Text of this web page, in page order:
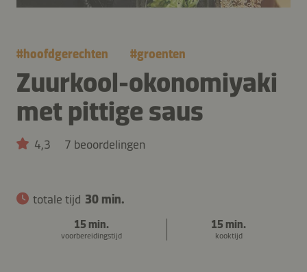
#hoofdgerechten #groenten
Zuurkool-okonomiyaki
met pittige saus
4,3 7 beoordelingen
totale tijd 30 min.
15 min.
voorbereidingstijd
15 min.
kooktijd